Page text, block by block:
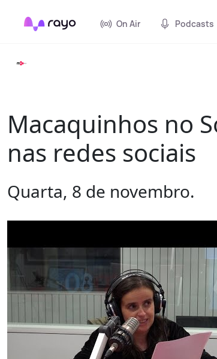
On Air Podcasts
Macaquinhos no
nas redes sociais
Quarta, 8 de novembro.